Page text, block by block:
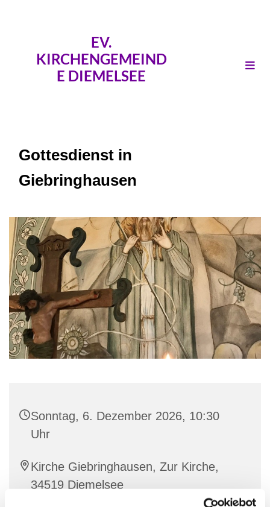
EV.
KIRCHENGEMEIND
E DIEMELSEE
Gottesdienst in
Giebringhausen
Sonntag, 6. Dezember 2026, 10:30
Uhr
Kirche Giebringhausen, Zur Kirche,
34519 Diemelsee